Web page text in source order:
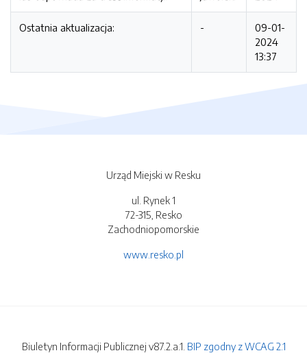
Ostatnia aktualizacja: -
09-01-
2024
13:37
Urząd Miejski w Resku
ul. Rynek 1
72-315, Resko
Zachodniopomorskie
www.resko.pl
Biuletyn Informacji Publicznej v87.2.a.1. BIP zgodny z WCAG 2.1